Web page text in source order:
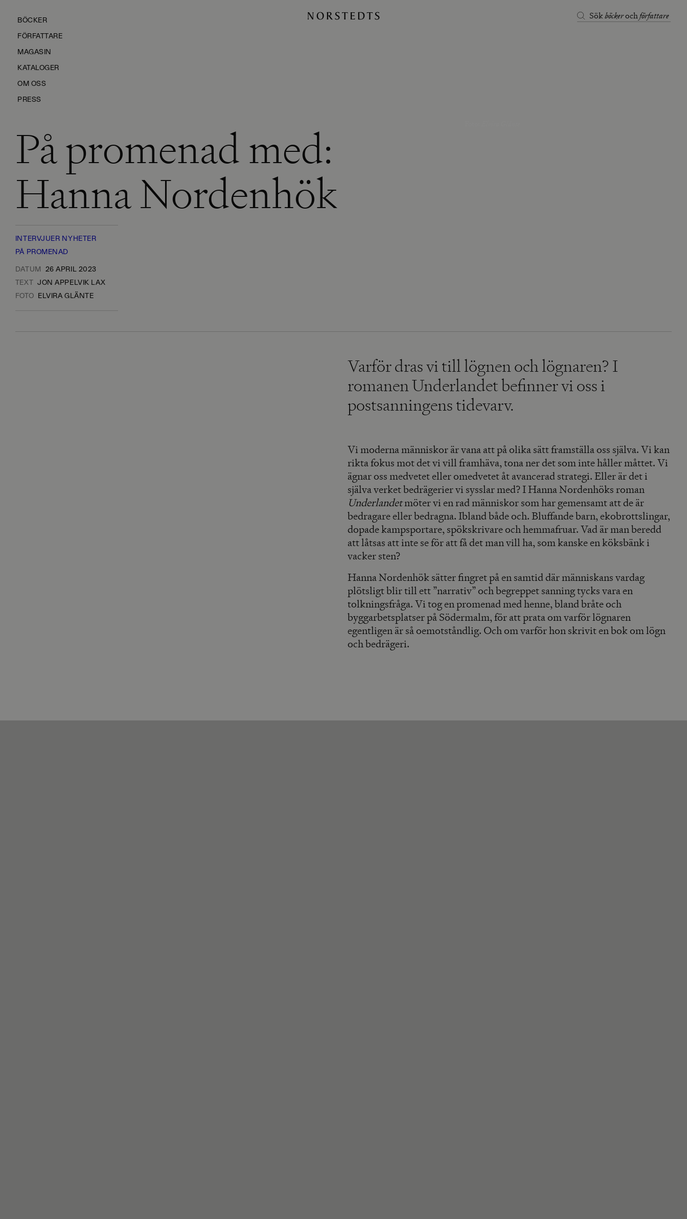
Sökböckerochförfattare
BÖCKER
FÖRFATTARE
MAGASIN
KATALOGER
OM OSS
PRESS
KONTAKTA OSS
HÅLLBARHET
På promenad med:
Hanna Nordenhök
INTERVJUER NYHETER
PÅ PROMENAD
DATUM
26 APRIL 2023
TEXT
JON APPELVIK LAX
FOTO
ELVIRA GLÄNTE
Varför dras vi till lögnen och lögnaren? I
romanen Underlandet befinner vi oss i
postsanningens tidevarv.
Vi moderna människor är vana att på olika sätt framställa oss själva. Vi kan
rikta fokus mot det vi vill framhäva, tona ner det som inte håller måttet. Vi
ägnar oss medvetet eller omedvetet åt avancerad strategi. Eller är det i
själva verket bedrägerier vi sysslar med? I Hanna Nordenhöks roman
Underlandetmöter vi en rad människor som har gemensamt att de är
bedragare eller bedragna. Ibland både och. Bluffande barn, ekobrottslingar,
dopade kampsportare, spökskrivare och hemmafruar. Vad är man beredd
att låtsas att inte se för att få det man vill ha, som kanske en köksbänk i
vacker sten?
Hanna Nordenhök sätter fingret på en samtid där människans vardag
plötsligt blir till ett ”narrativ” och begreppet sanning tycks vara en
tolkningsfråga. Vi tog en promenad med henne, bland bråte och
byggarbetsplatser på Södermalm, för att prata om varför lögnaren
egentligen är så oemotståndlig. Och om varför hon skrivit en bok om lögn
och bedrägeri.